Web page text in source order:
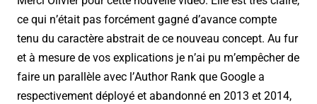
ce qui n’était pas forcément gagné d’avance compte
tenu du caractère abstrait de ce nouveau concept. Au fur
et à mesure de vos explications je n’ai pu m’empêcher de
faire un parallèle avec l’Author Rank que Google a
respectivement déployé et abandonné en 2013 et 2014,